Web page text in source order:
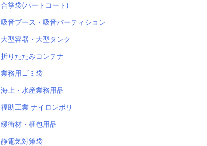
合掌袋(パートコート)
吸音ブース・吸音パーティション
大型容器・大型タンク
折りたたみコンテナ
業務用ゴミ袋
海上・水産業務用品
福助工業 ナイロンポリ
緩衝材・梱包用品
静電気対策袋